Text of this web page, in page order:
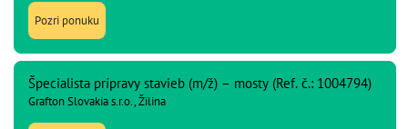
Pozri ponuku
Špecialista prípravy stavieb (m/ž) – mosty (Ref. č.: 1004794)
Grafton Slovakia s.r.o., Žilina